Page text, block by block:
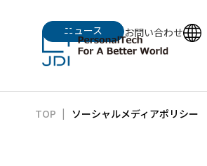
ニュース お問い合わせ
TOP ソーシャルメディアポリシー